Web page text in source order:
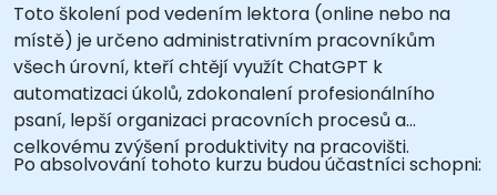
Toto školení pod vedením lektora (online nebo na
místě) je určeno administrativním pracovníkům
všech úrovní, kteří chtějí využít ChatGPT k
automatizaci úkolů, zdokonalení profesionálního
psaní, lepší organizaci pracovních procesů a
celkovému zvýšení produktivity na pracovišti.
Po absolvování tohoto kurzu budou účastníci schopni: